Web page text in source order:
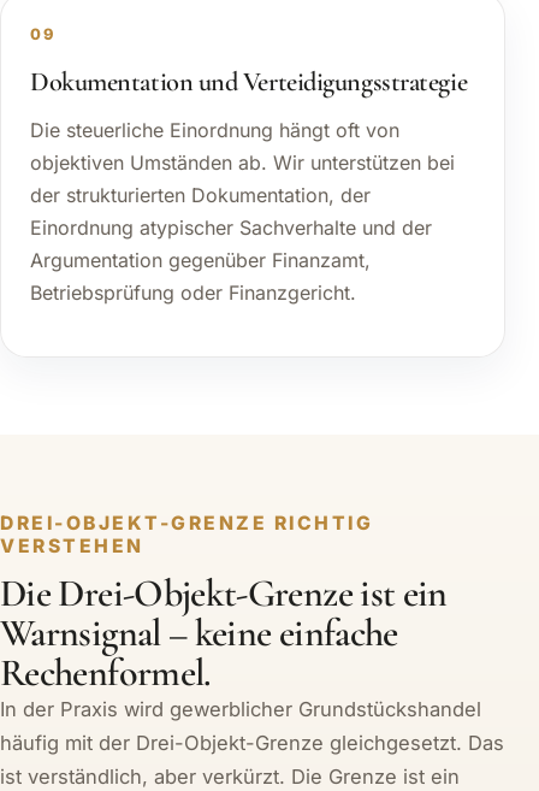
09
Dokumentation und Verteidigungsstrategie
Die steuerliche Einordnung hängt oft von
objektiven Umständen ab. Wir unterstützen bei
der strukturierten Dokumentation, der
Einordnung atypischer Sachverhalte und der
Argumentation gegenüber Finanzamt,
Betriebsprüfung oder Finanzgericht.
DREI-OBJEKT-GRENZE RICHTIG
VERSTEHEN
Die Drei-Objekt-Grenze ist ein
Warnsignal – keine einfache
Rechenformel.
In der Praxis wird gewerblicher Grundstückshandel
häufig mit der Drei-Objekt-Grenze gleichgesetzt. Das
ist verständlich, aber verkürzt. Die Grenze ist ein